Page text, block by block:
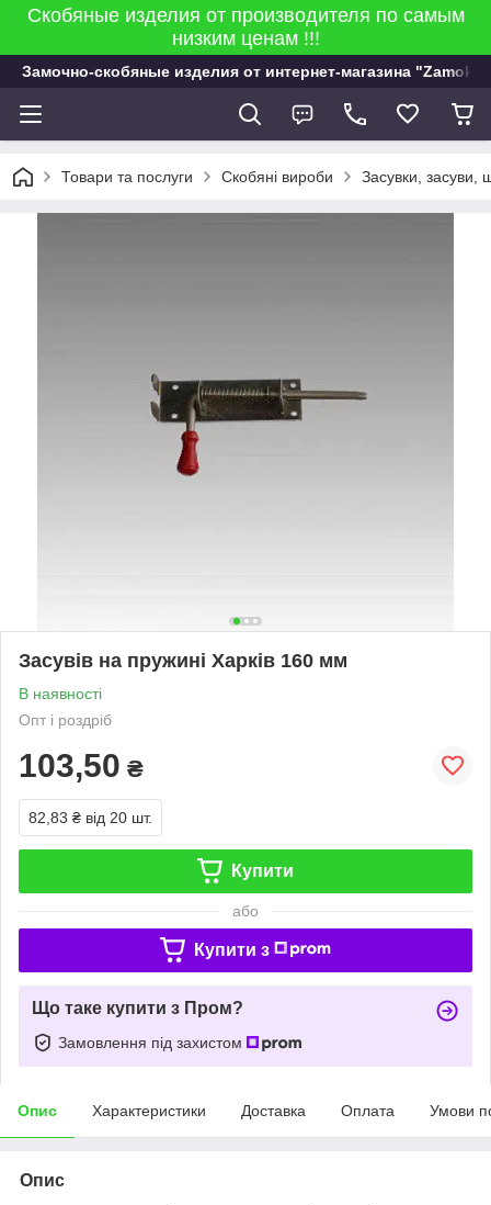
Скобяные изделия от производителя по самым
низким ценам !!!
Замочно-скобяные изделия от интернет-магазина "Zamok
Товари та послуги Скобяні вироби Засувки, засуви,
Засувів на пружині Харків 160 мм
В наявності
Опт і роздріб
103,50 ₴
82,83 ₴ від 20 шт.
Купити
або
Купити з
Що таке купити з Пром?
Замовлення під захистом
Опис Характеристики Доставка Оплата Умови
Опис